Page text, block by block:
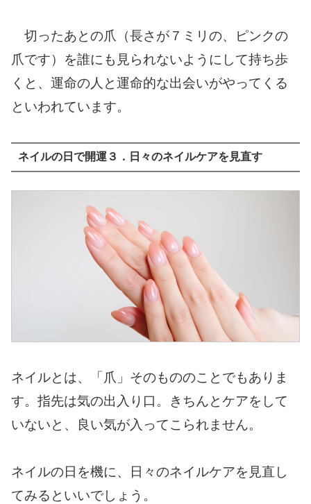
切ったあとの爪（長さが７ミリの、ピンクの
爪です）を誰にも見られないようにして持ち歩
くと、運命の人と運命的な出会いがやってくる
といわれています。
ネイルの日で開運３．日々のネイルケアを見直す
ネイルとは、「爪」そのもののことでもありま
す。指先は気の出入り口。きちんとケアをして
いないと、良い気が入ってこられません。
ネイルの日を機に、日々のネイルケアを見直し
てみるといいでしょう。